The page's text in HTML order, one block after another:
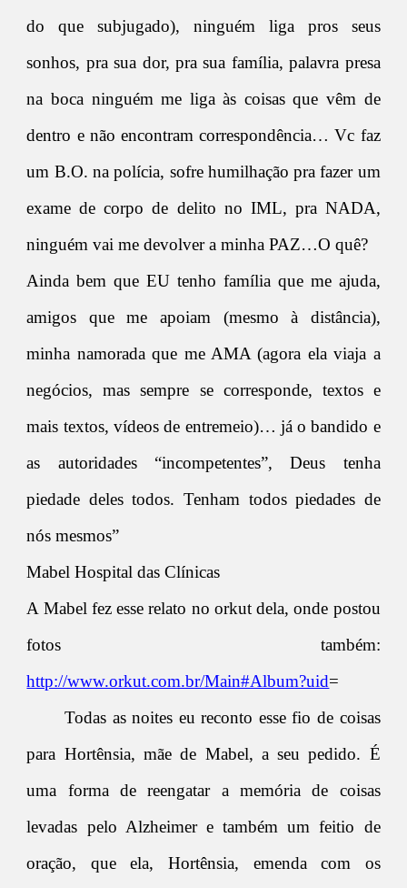
do que subjugado), ninguém liga pros seus
sonhos, pra sua dor, pra sua família, palavra presa
na boca ninguém me liga às coisas que vêm de
dentro e não encontram correspondência… Vc faz
um B.O. na polícia, sofre humilhação pra fazer um
exame de corpo de delito no IML, pra NADA,
ninguém vai me devolver a minha PAZ…O quê?
Ainda bem que EU tenho família que me ajuda,
amigos que me apoiam (mesmo à distância),
minha namorada que me AMA (agora ela viaja a
negócios, mas sempre se corresponde, textos e
mais textos, vídeos de entremeio)… já o bandido e
as autoridades “incompetentes”, Deus tenha
piedade deles todos. Tenham todos piedades de
nós mesmos”
Mabel Hospital das Clínicas
A Mabel fez esse relato no orkut dela, onde postou
fotos também:
http://www.orkut.com.br/Main#Album?uid=
Todas as noites eu reconto esse fio de coisas
para Hortênsia, mãe de Mabel, a seu pedido. É
uma forma de reengatar a memória de coisas
levadas pelo Alzheimer e também um feitio de
oração, que ela, Hortênsia, emenda com os